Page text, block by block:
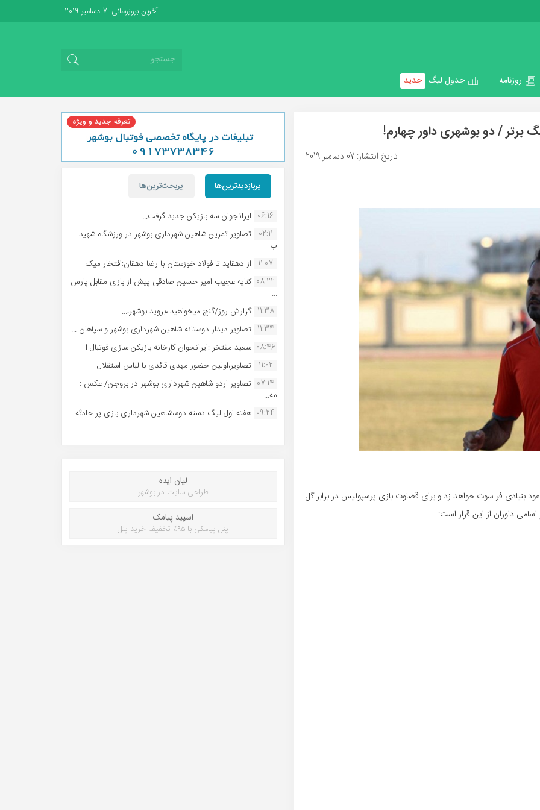
آخرین بروزرسانی: 7 دسامبر 2019
روزنامه جدول لیگ جدید
برتر / دو بوشهری داور چهارم!
تاریخ انتشار: 07 دسامبر 2019
بنیادی فر سوت خواهد زد و برای قضاوت بازی پرسپولیس در برابر گل
داوران از این قرار است:
پربازدیدترین‌ها پربحث‌ترین‌ها
06:16 ایرانجوان سه بازیکن جدید گرفت...
02:11
تصاویر تمرین شاهین شهردارى بوشهر در ورزشگاه شهید
ب...
11:07 از دهقاید تا فولاد خوزستان با رضا دهقان:افتخار میک...
08:22 کنایه عجیب امیر حسین صادقی پیش از بازی مقابل پارس
...
11:38 گزارش روز/گنج میخواهید ،بروید بوشهر!...
11:34 تصاویر دیدار دوستانه شاهین شهردارى بوشهر و سپاهان ...
08:46 سعید مفتخر :ایرانجوان کارخانه بازیکن سازی فوتبال ا...
11:02
تصاویر،اولین حضور مهدی قائدی با لباس استقلال...
07:14 تصاویر اردو شاهین شهرداری بوشهر در بروجن/ عکس :
مه...
09:24 هفته اول لیگ دسته دوم،شاهین شهرداری بازی پر حادثه
...
لیان ایده
طراحی سایت در بوشهر
اسپید پیامک
پنل پیامکی با ۹۵٪ تخفیف خرید پنل